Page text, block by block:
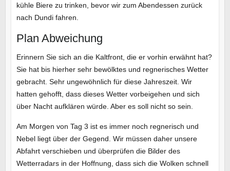
kühle Biere zu trinken, bevor wir zum Abendessen zurück
nach Dundi fahren.
Plan Abweichung
Erinnern Sie sich an die Kaltfront, die er vorhin erwähnt hat?
Sie hat bis hierher sehr bewölktes und regnerisches Wetter
gebracht. Sehr ungewöhnlich für diese Jahreszeit. Wir
hatten gehofft, dass dieses Wetter vorbeigehen und sich
über Nacht aufklären würde. Aber es soll nicht so sein.
Am Morgen von Tag 3 ist es immer noch regnerisch und
Nebel liegt über der Gegend. Wir müssen daher unsere
Abfahrt verschieben und überprüfen die Bilder des
Wetterradars in der Hoffnung, dass sich die Wolken schnell